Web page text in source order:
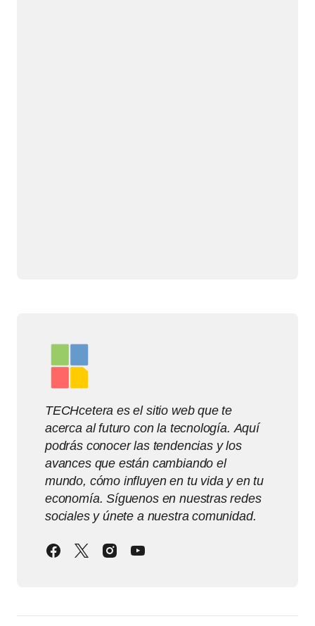
TECHcetera es el sitio web que te
acerca al futuro con la tecnología. Aquí
podrás conocer las tendencias y los
avances que están cambiando el
mundo, cómo influyen en tu vida y en tu
economía. Síguenos en nuestras redes
sociales y únete a nuestra comunidad.